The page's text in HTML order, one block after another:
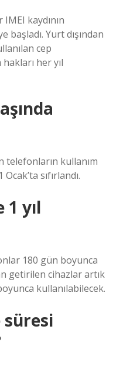
IMEI kaydının
başladı. Yurt dışından
cep
her yıl
telefonların kullanım
sıfırlandı.
1 yıl
180 gün boyunca
getirilen cihazlar artık
kullanılabilecek.
süresi